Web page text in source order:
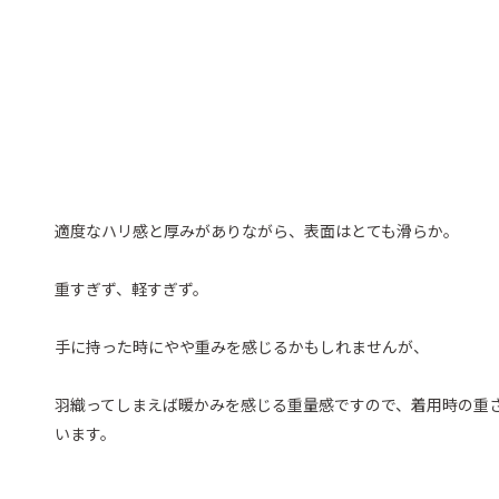
適度なハリ感と厚みがありながら、表面はとても滑らか。
重すぎず、軽すぎず。
手に持った時にやや重みを感じるかもしれませんが、
羽織ってしまえば暖かみを感じる重量感ですので、着用時の重
います。